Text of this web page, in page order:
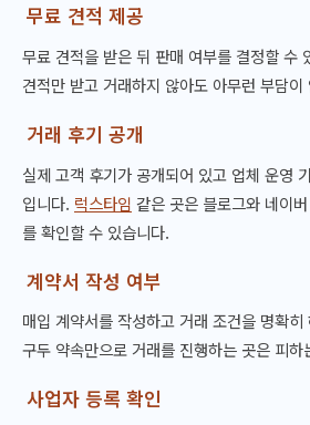
무료 견적 제공
무료 견적을 받은 뒤 판매 여부를 결정할 수
견적만 받고 거래하지 않아도 아무런 부담이
거래 후기 공개
실제 고객 후기가 공개되어 있고 업체 운영
입니다. 럭스타임 같은 곳은 블로그와 네이
를 확인할 수 있습니다.
계약서 작성 여부
매입 계약서를 작성하고 거래 조건을 명확
구두 약속만으로 거래를 진행하는 곳은 피하
사업자 등록 확인